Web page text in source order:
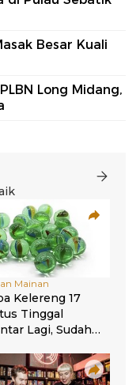
Besar Kuali
Long Midang,